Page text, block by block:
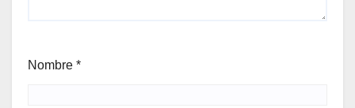
Nombre *